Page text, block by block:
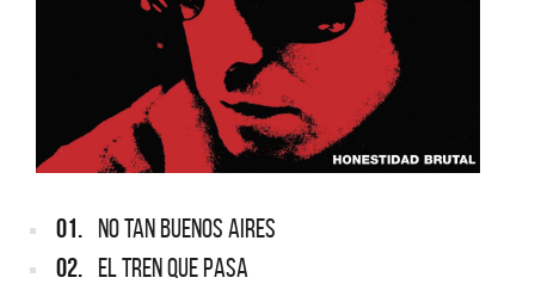
01. NO TAN BUENOS AIRES
02. EL TREN QUE PASA